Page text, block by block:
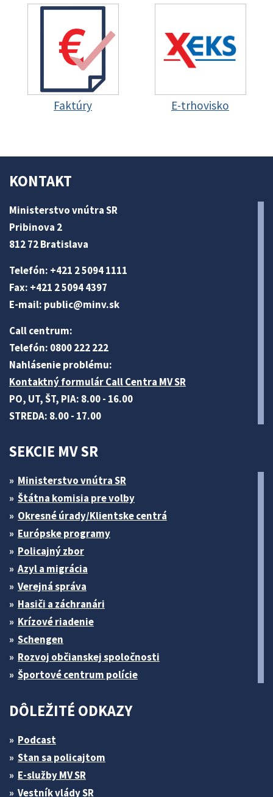
Faktúry E-trhovisko
KONTAKT
Ministerstvo vnútra SR
Pribinova 2
812 72 Bratislava
Telefón: +421 2 5094 1111
Fax: +421 2 5094 4397
E-mail: public@minv.sk
Call centrum:
Telefón: 0800 222 222
Nahlásenie problému:
Kontaktný formulár Call Centra MV SR
PO, UT, ŠT, PIA: 8.00 - 16.00
STREDA: 8.00 - 17.00
SEKCIE MV SR
Ministerstvo vnútra SR
Štátna komisia pre volby
Okresné úrady/Klientske centrá
Európske programy
Policajný zbor
Azyl a migrácia
Verejná správa
Hasiči a záchranári
Krízové riadenie
Schengen
Rozvoj občianskej spoločnosti
Športové centrum polície
DÔLEŽITÉ ODKAZY
Podcast
Stan sa policajtom
E-služby MV SR
Vestník vlády SR